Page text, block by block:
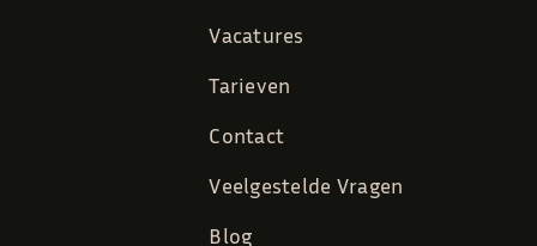
Vacatures
Tarieven
Contact
Veelgestelde Vragen
Blog